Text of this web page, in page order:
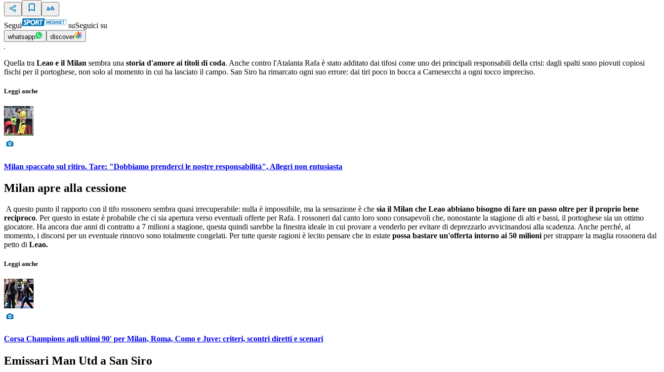
Segui suSeguici su
whatsapp discover
Quella tra Leao e il Milan sembra una storia d'amore ai titoli di coda. Anche contro l'Atalanta Rafa è stato additato dai tifosi come uno dei principali responsabili della crisi: dagli spalti sono piovuti copiosi
fischi per il portoghese, non solo al momento in cui ha lasciato il campo. San Siro ha rimarcato ogni suo errore: dai tiri poco in bocca a Carnesecchi a ogni tocco impreciso.
Leggi anche
Milan spaccato sul ritiro. Tare: "Dobbiamo prenderci le nostre responsabilità", Allegri non entusiasta
Milan apre alla cessione
A questo punto il rapporto con il tifo rossonero sembra quasi irrecuperabile: nulla è impossibile, ma la sensazione è che sia il Milan che Leao abbiano bisogno di fare un passo oltre per il proprio bene
reciproco. Per questo in estate è probabile che ci sia apertura verso eventuali offerte per Rafa. I rossoneri dal canto loro sono consapevoli che, nonostante la stagione di alti e bassi, il portoghese sia un ottimo
giocatore. Ha ancora due anni di contratto a 7 milioni a stagione, questa quindi sarebbe la finestra ideale in cui provare a venderlo per evitare di deprezzarlo avvicinandosi alla scadenza. Anche perché, al
momento, i discorsi per un eventuale rinnovo sono totalmente congelati. Per tutte queste ragioni è lecito pensare che in estate possa bastare un'offerta intorno ai 50 milioni per strappare la maglia rossonera dal
petto di Leao.
Leggi anche
Corsa Champions agli ultimi 90' per Milan, Roma, Como e Juve: criteri, scontri diretti e scenari
Emissari Man Utd a San Siro